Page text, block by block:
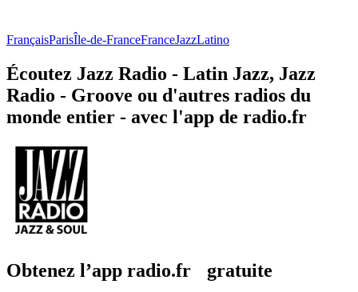
FrançaisParisÎle-de-FranceFranceJazzLatino
Écoutez Jazz Radio - Latin Jazz, Jazz
Radio - Groove ou d'autres radios du
monde entier - avec l'app de radio.fr
Obtenez l’app radio.fr gratuite